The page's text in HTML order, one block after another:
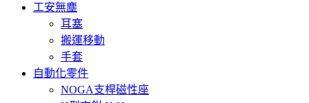
工安無塵
耳塞
搬運移動
手套
自動化零件
NOGA支桿磁性座